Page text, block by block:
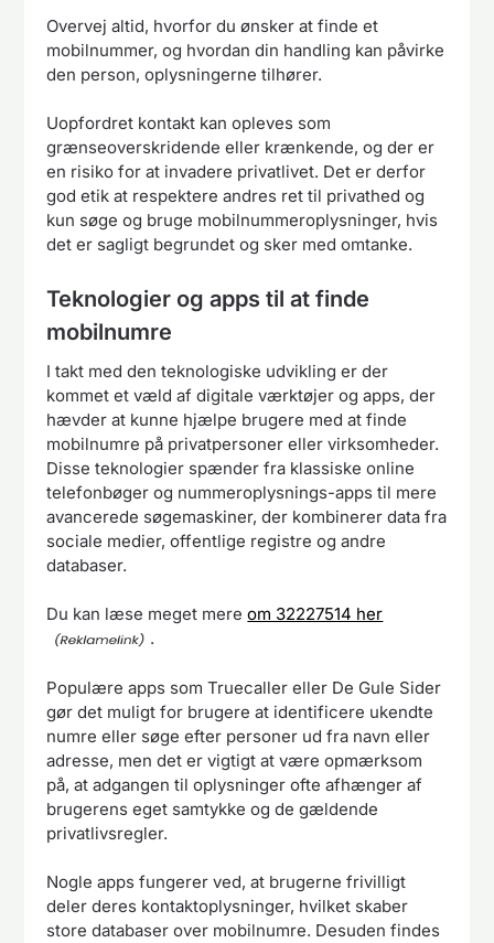
Overvej altid, hvorfor du ønsker at finde et
mobilnummer, og hvordan din handling kan påvirke
den person, oplysningerne tilhører.
Uopfordret kontakt kan opleves som
grænseoverskridende eller krænkende, og der er
en risiko for at invadere privatlivet. Det er derfor
god etik at respektere andres ret til privathed og
kun søge og bruge mobilnummeroplysninger, hvis
det er sagligt begrundet og sker med omtanke.
Teknologier og apps til at finde
mobilnumre
I takt med den teknologiske udvikling er der
kommet et væld af digitale værktøjer og apps, der
hævder at kunne hjælpe brugere med at finde
mobilnumre på privatpersoner eller virksomheder.
Disse teknologier spænder fra klassiske online
telefonbøger og nummeroplysnings-apps til mere
avancerede søgemaskiner, der kombinerer data fra
sociale medier, offentlige registre og andre
databaser.
Du kan læse meget mereom 32227514 her
.
Populære apps som Truecaller eller De Gule Sider
gør det muligt for brugere at identificere ukendte
numre eller søge efter personer ud fra navn eller
adresse, men det er vigtigt at være opmærksom
på, at adgangen til oplysninger ofte afhænger af
brugerens eget samtykke og de gældende
privatlivsregler.
Nogle apps fungerer ved, at brugerne frivilligt
deler deres kontaktoplysninger, hvilket skaber
store databaser over mobilnumre. Desuden findes